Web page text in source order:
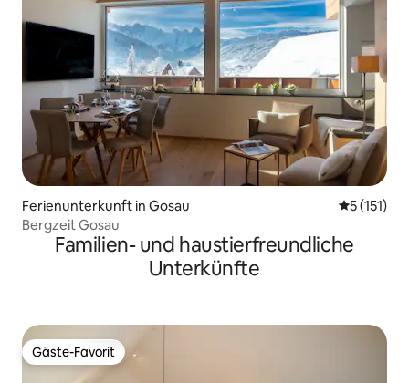
Ferienunterkunft in Gosau
5 (151)
Bergzeit Gosau
Familien- und haustierfreundliche
Unterkünfte
Gäste-Favorit
Gäste-Favorit